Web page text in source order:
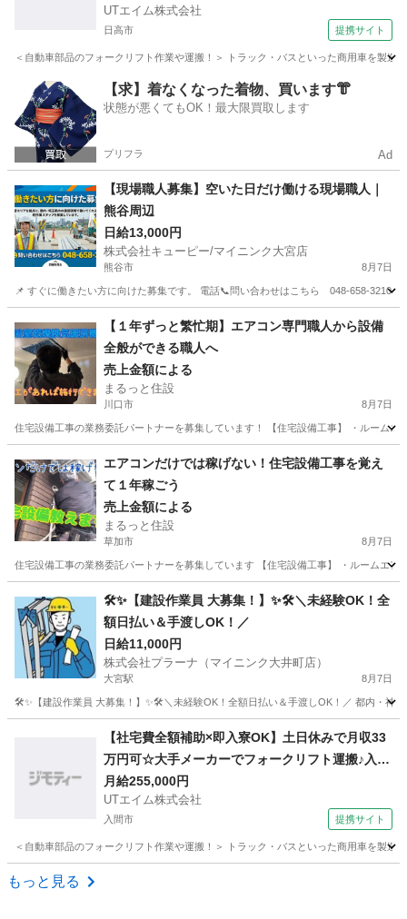
中！＜東京都日野市＞
UTエイム株式会社
日高市 提携サイト
＜自動車部品のフォークリフト作業や運搬！＞ トラック・バスといった商用車を製
埼玉 日高市 大工
【求】着なくなった着物、買います👘
状態が悪くてもOK！最大限買取します
プリフラ Ad
【現場職人募集】空いた日だけ働ける現場職人｜
熊谷周辺
日給13,000円
株式会社キューピー/マイニンク大宮店
熊谷市 8月7日
📌 すぐに働きたい方に向けた募集です。 電話📞問い合わせはこちら 048-658-3210
建築 スタッフ
【１年ずっと繁忙期】エアコン専門職人から設備
全般ができる職人へ
売上金額による
まるっと住設
川口市 8月7日
住宅設備工事の業務委託パートナーを募集しています！ 【住宅設備工事】 ・ルーム
エアコンだけでは稼げない！住宅設備工事を覚え
て１年稼ごう
売上金額による
まるっと住設
草加市 8月7日
住宅設備工事の業務委託パートナーを募集しています 【住宅設備工事】 ・ルームエ
建築
🛠✨【建設作業員 大募集！】✨🛠＼未経験OK！全
額日払い＆手渡しOK！／
日給11,000円
株式会社プラーナ（マイニンク大井町店）
大宮駅 8月7日
🛠✨【建設作業員 大募集！】✨🛠＼未経験OK！全額日払い＆手渡しOK！／ 都内・神
さいたま市 大宮駅 建築 配管工
【社宅費全額補助×即入寮OK】土日休みで月収33
万円可☆大手メーカーでフォークリフト運搬♪入社
祝い金や期間満了金あり◎20代～50代の男性活躍
中！＜東京都日野市＞
月給255,000円
UTエイム株式会社
入間市 提携サイト
＜自動車部品のフォークリフト作業や運搬！＞ トラック・バスといった商用車を製
埼玉 入間市
もっと見る